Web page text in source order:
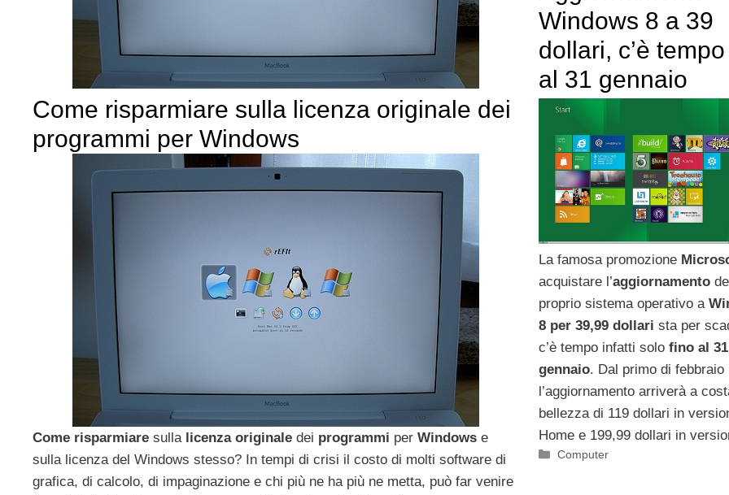
Come risparmiare sulla licenza originale dei
programmi per Windows
Come risparmiare sulla licenza originale dei programmi per Windows e
sulla licenza del Windows stesso? In tempi di crisi il costo di molti software di
grafica, di calcolo, di impaginazione e chi più ne ha più ne metta, può far venire
Windows 8 a 39
dollari, c’è
al 31 gennaio
La famosa promozione
acquistare l’aggiornamento
proprio sistema operativo a
8 per 39,99 dollari sta per
c’è tempo infatti solofino al 31
gennaio. Dal primo di febbraio
l’aggiornamento arriverà a
bellezza di 119 dollari in
Home e 199,99 dollari in
Categorie
Computer